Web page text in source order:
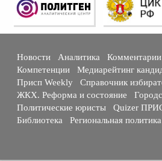
Новости Аналитика Комментарии
Компетенции
Медиарейтинг
Присп Weekly
Справочник
ЖКХ. Реформа и состояние
Политические юристы
Quizer
Библиотека
Региональная политика